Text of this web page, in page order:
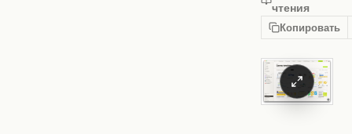
чтения
Копировать